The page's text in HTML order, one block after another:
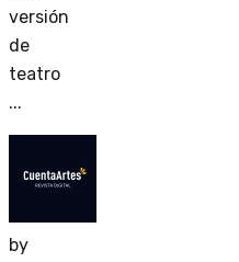
versión
de
teatro
...
by